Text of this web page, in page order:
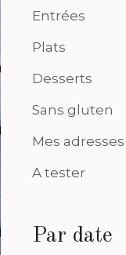
Entrées
Plats
Desserts
Sans gluten
Mes adresses
A tester
Par date